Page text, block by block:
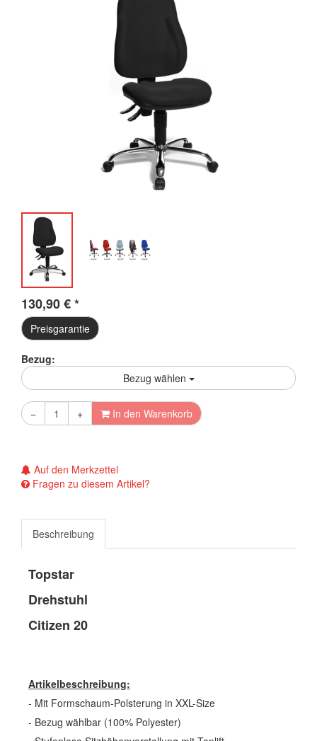
130,90€*
Preisgarantie
Bezug:
Bezug wählen
− + In den Warenkorb
Auf den Merkzettel
Fragen zu diesem Artikel?
Beschreibung
Topstar
Drehstuhl
Citizen 20
Artikelbeschreibung:
- Mit Formschaum-Polsterung in XXL-Size
- Bezug wählbar (100% Polyester)